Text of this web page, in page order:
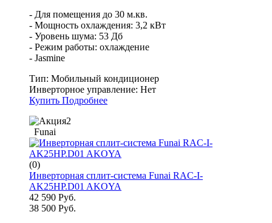
- Для помещения до 30 м.кв.
- Мощность охлаждения: 3,2 кВт
- Уровень шума: 53 Дб
- Режим работы: охлаждение
- Jasmine
Тип: Мобильный кондиционер
Инверторное управление: Нет
Купить Подробнее
Funai
(0)
Инверторная сплит-система Funai RAC-I-
AK25HP.D01 AKOYA
42 590 Руб.
38 500 Руб.